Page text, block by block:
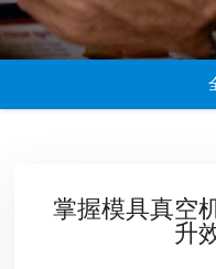
掌握模具真空
升